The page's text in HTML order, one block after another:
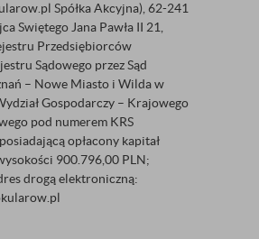
Spółka Akcyjna), 62-241
Swiętego Jana Pawła II 21,
Przedsiębiorców
Sądowego przez Sąd
– Nowe Miasto i Wilda w
Gospodarczy – Krajowego
pod numerem KRS
opłacony kapitał
900.796,00 PLN;
drogą elektroniczną: